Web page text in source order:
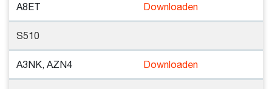
A8ET Downloaden
S510
A3NK, AZN4 Downloaden